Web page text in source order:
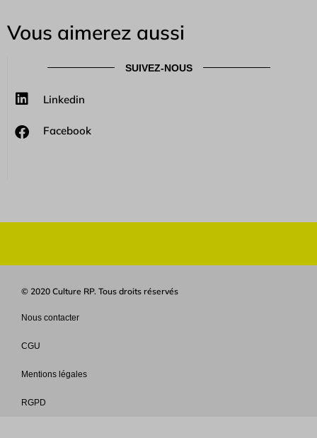
Vous aimerez aussi
SUIVEZ-NOUS
Linkedin
Facebook
© 2020 Culture RP. Tous droits réservés
Nous contacter
CGU
Mentions légales
RGPD